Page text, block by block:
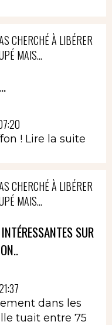
CHERCHÉ À LIBÉRER
MAIS...
! Lire la suite
CHERCHÉ À LIBÉRER
MAIS...
SUR
dans les
tuait entre 75